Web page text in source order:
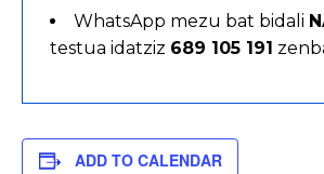
WhatsApp mezu bat bidali
testua idatziz 689 105 191
ADD TO CALENDAR